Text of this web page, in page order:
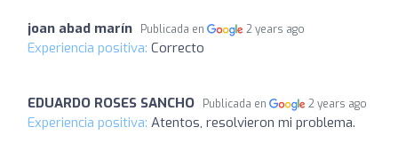
joan abad marín Publicada en 2 years ago
Experiencia positiva: Correcto
EDUARDO ROSES SANCHO Publicada en 2 years ago
Experiencia positiva: Atentos, resolvieron mi problema.